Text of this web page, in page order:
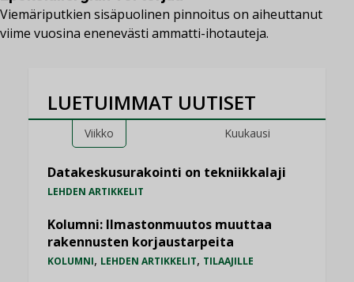
Viemäriputkien sisäpuolinen pinnoitus on aiheuttanut
viime vuosina enenevästi ammatti-ihotauteja.
LUETUIMMAT UUTISET
Viikko Kuukausi
Datakeskusurakointi on tekniikkalaji
LEHDEN ARTIKKELIT
Kolumni: Ilmastonmuutos muuttaa
rakennusten korjaustarpeita
KOLUMNI, LEHDEN ARTIKKELIT, TILAAJILLE